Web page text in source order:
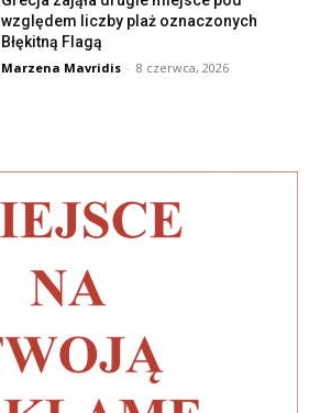
względem liczby plaż oznaczonych
Błękitną Flagą
Marzena Mavridis - 8 czerwca, 2026